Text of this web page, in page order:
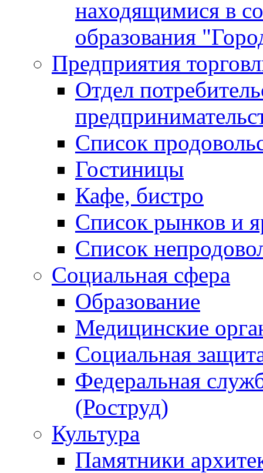
находящимися в
образования
Предприятия
Отдел
Список
Гостиницы
Кафе, бистро
Cписок рынков и
Список
Социальная сфера
Образование
Медицинские
Социальная
Федеральная
(Роструд)
Культура
Памятники